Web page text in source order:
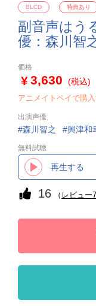
副音声はう
優：森川智
BLCD 特典あり
価格
3,630 (税込)
アニメイトペイで購
出演声優
森川智之 興津和
無料試聴
再生する
16 （ レビュー